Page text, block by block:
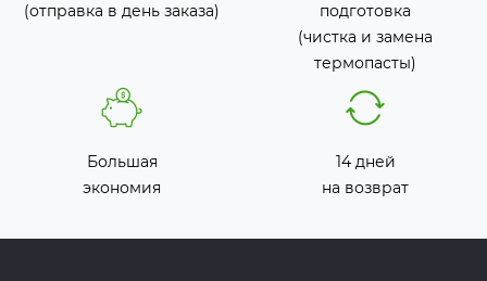
(отправка в день заказа)
подготовка
(чистка и замена
термопасты)
Большая
экономия
14 дней
на возврат